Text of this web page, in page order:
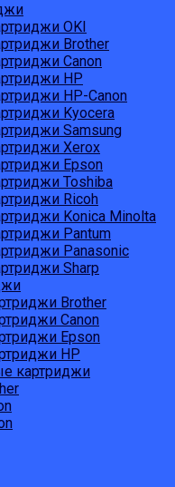
OKI
Brother
Canon
HP
HP-Canon
Kyocera
Samsung
Xerox
Epson
Toshiba
Ricoh
Konica Minolta
Pantum
Panasonic
Sharp
Brother
Canon
Epson
HP
картриджи